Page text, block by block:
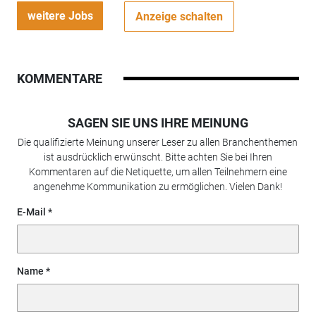
weitere Jobs Anzeige schalten
KOMMENTARE
SAGEN SIE UNS IHRE MEINUNG
Die qualifizierte Meinung unserer Leser zu allen Branchenthemen
ist ausdrücklich erwünscht. Bitte achten Sie bei Ihren
Kommentaren auf die Netiquette, um allen Teilnehmern eine
angenehme Kommunikation zu ermöglichen. Vielen Dank!
E-Mail
Name